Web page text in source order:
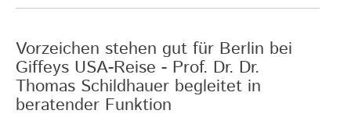
Vorzeichen stehen gut für Berlin bei
Giffeys USA-Reise - Prof. Dr. Dr.
Thomas Schildhauer begleitet in
beratender Funktion